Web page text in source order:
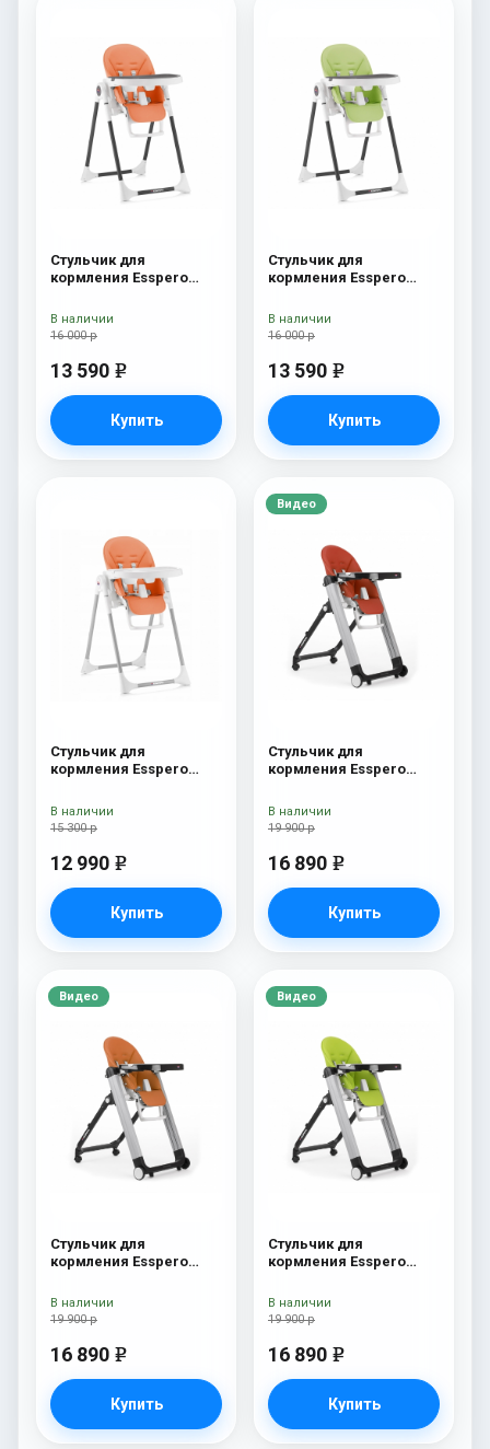
Стульчик для
кормления Esspero
16 000 р
13 590 e
Купить
В наличии
Стульчик для
кормления Esspero
16 000 р
13 590 e
Купить
В наличии
Стульчик для
кормления Esspero
15 300 р
12 990 e
Купить
В наличии
Видео
Стульчик для
кормления Esspero
19 900 р
16 890 e
Купить
В наличии
Видео
Стульчик для
кормления Esspero
19 900 р
16 890 e
Купить
В наличии
Видео
Стульчик для
кормления Esspero
19 900 р
16 890 e
Купить
В наличии